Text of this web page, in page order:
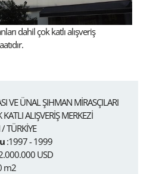
dahil çok katlı alışveriş
VE ÜNAL ŞIHMAN MİRASÇILARI
KATLI ALIŞVERİŞ MERKEZİ
TÜRKİYE
:1997 - 1999
USD
m2